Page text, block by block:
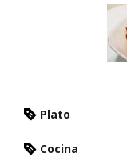
Plato
Cocina